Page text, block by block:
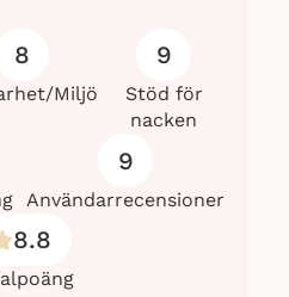
8
Miljö
9
Stöd för
nacken
9
Användarrecensioner
8.8